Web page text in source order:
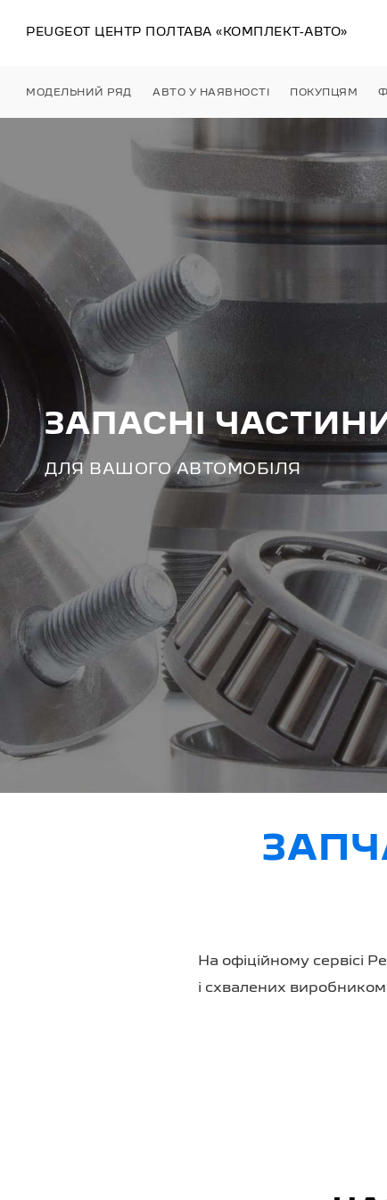
PEUGEOT ЦЕНТР ПОЛТАВА «КОМПЛЕКТ-АВТО»
МОДЕЛЬНИЙ РЯД АВТО У НАЯВНОСТІ ПОКУПЦЯМ
ЗАПАСНІ ЧАСТИНИ
ДЛЯ ВАШОГО АВТОМОБІЛЯ
На офіційному сервісі
і схвалених